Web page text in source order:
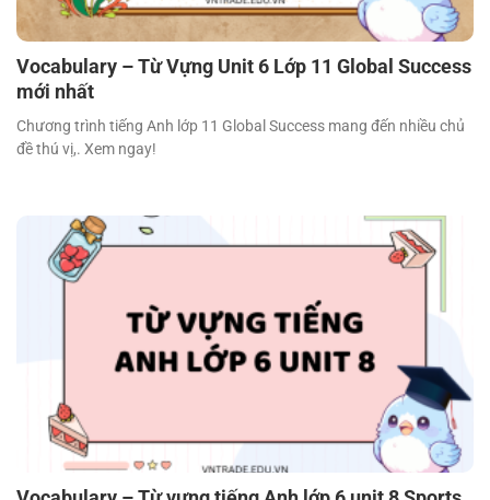
Vocabulary – Từ Vựng Unit 6 Lớp 11 Global Success
mới nhất
Chương trình tiếng Anh lớp 11 Global Success mang đến nhiều chủ
đề thú vị,. Xem ngay!